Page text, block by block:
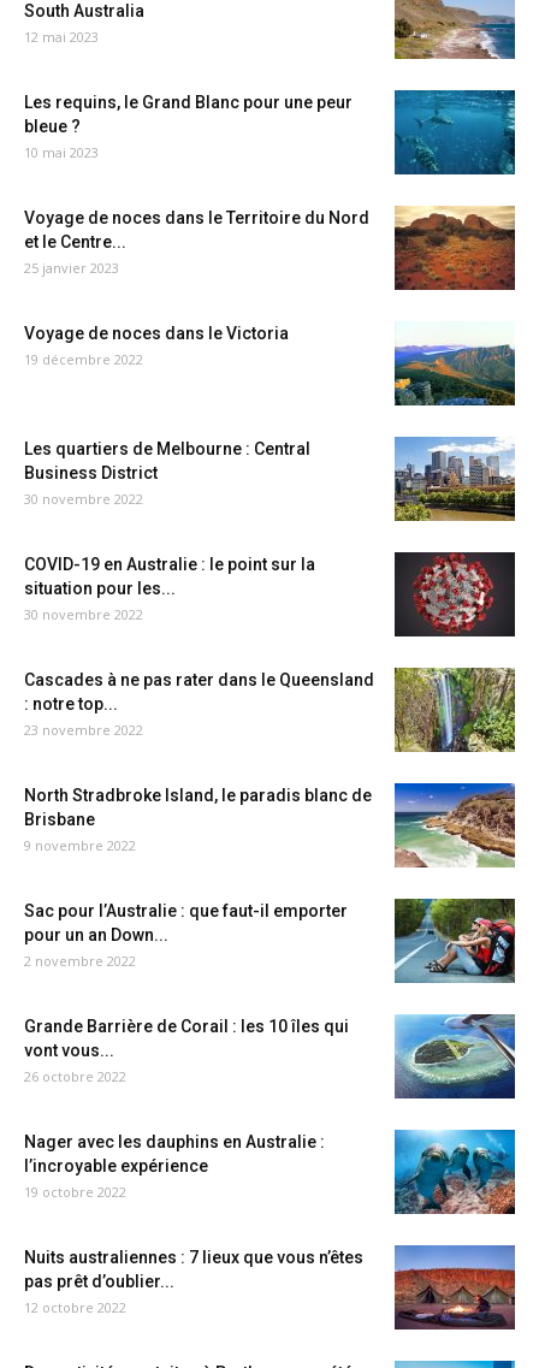
South Australia
12 mai 2023
Les requins, le Grand Blanc pour une peur
bleue ?
10 mai 2023
Voyage de noces dans le Territoire du Nord
et le Centre...
25 janvier 2023
Voyage de noces dans le Victoria
19 décembre 2022
Les quartiers de Melbourne : Central
Business District
30 novembre 2022
COVID-19 en Australie : le point sur la
situation pour les...
30 novembre 2022
Cascades à ne pas rater dans le Queensland
: notre top...
23 novembre 2022
North Stradbroke Island, le paradis blanc de
Brisbane
9 novembre 2022
Sac pour l’Australie : que faut-il emporter
pour un an Down...
2 novembre 2022
Grande Barrière de Corail : les 10 îles qui
vont vous...
26 octobre 2022
Nager avec les dauphins en Australie :
l’incroyable expérience
19 octobre 2022
Nuits australiennes : 7 lieux que vous n’êtes
pas prêt d’oublier...
12 octobre 2022